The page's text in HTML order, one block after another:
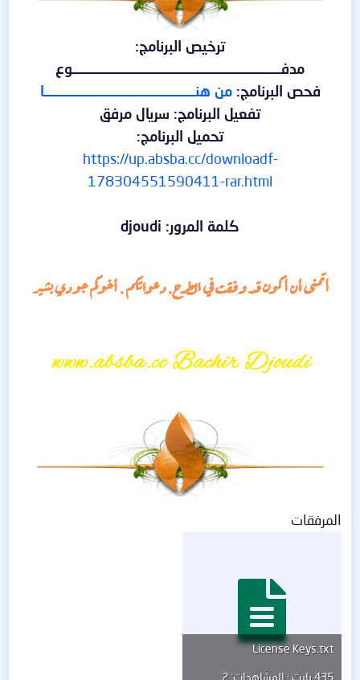
ترخيص البرنامج:
مدفـــــــــــــــــــــــــــــــــــــــــــــــــــــــــــــــــوع
فحص البرنامج:من هنـــــــــــــــــــــــــــــــــــــــــــــــا
تفعيل البرنامج: سريال مرفق
تحميل البرنامج:
https://up.absba.cc/downloadf-
178304551590411-rar.html
كلمة المرور: djoudi
المرفقات
License Keys.txt
435 بايت · المشاهدات: 2